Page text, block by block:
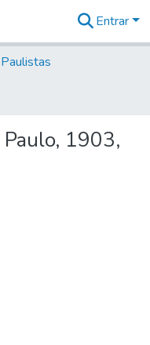
Entrar
1903,